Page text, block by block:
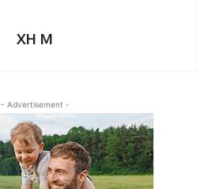
XH M
- Advertisement -